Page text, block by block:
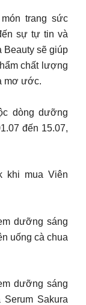
trang sức
sự tự tin và
Beauty sẽ giúp
chất lượng
mơ ước.
dòng dưỡng
đến 15.07,
khi mua Viên
dưỡng sáng
uống cà chua
dưỡng sáng
Sakura